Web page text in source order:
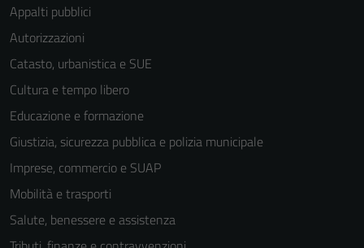
Appalti pubblici
Autorizzazioni
Catasto, urbanistica e SUE
Cultura e tempo libero
Educazione e formazione
Giustizia, sicurezza pubblica e polizia municipale
Imprese, commercio e SUAP
Mobilità e trasporti
Salute, benessere e assistenza